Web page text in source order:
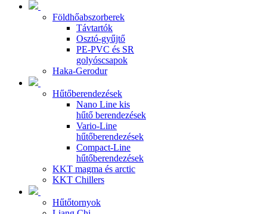
Földhőabszorberek
Távtartók
Osztó-gyűjtő
PE-PVC és SR
golyóscsapok
Haka-Gerodur
Hűtőberendezések
Nano Line kis
hűtő berendezések
Vario-Line
hűtőberendezések
Compact-Line
hűtőberendezések
KKT magma és arctic
KKT Chillers
Hűtőtornyok